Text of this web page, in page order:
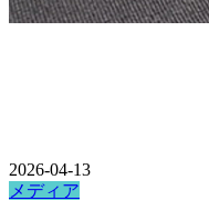
2026-04-13
メディア